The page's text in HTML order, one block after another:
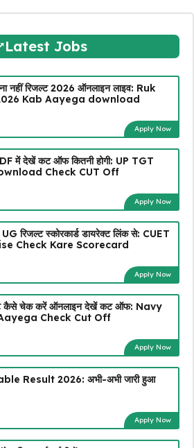
Latest Jobs
नहीं रिजल्ट 2026 ऑनलाइन लाइव: Ruk
Kab Aayega download
Apply Now
में देखें कट ऑफ कितनी होगी: UP TGT
Check CUT Off
Apply Now
रिजल्ट स्कोरकार्ड डायरेक्ट लिंक से: CUET
Check Kare Scorecard
Apply Now
कैसे चेक करें ऑनलाइन देखें कट ऑफ: Navy
Check Cut Off
Apply Now
Result 2026: अभी-अभी जारी हुआ
Apply Now